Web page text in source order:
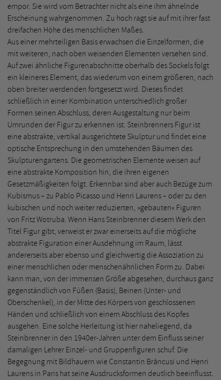
empor. Sie wird vom Betrachter nicht als eine ihm ähnelnde
Erscheinung wahrgenommen. Zu hoch ragt sie auf mit ihrer fast
dreifachen Höhe des menschlichen Maßes.
Aus einer mehrteiligen Basis erwachsen die Einzelformen, die
mit weiteren, nach oben weisenden Elementen versehen sind.
Auf zwei ähnliche Figurenabschnitte oberhalb des Sockels folgt
ein kleineres Element, das wiederum von einem größeren, nach
oben breiter werdenden fortgesetzt wird. Dieses findet
schließlich in einer Kombination unterschiedlich großer
Formen seinen Abschluss, deren Ausgestaltung nur beim
Umrunden der Figur zu erkennen ist. Steinbrenners Figur ist
eine abstrakte, vertikal ausgerichtete Skulptur und findet eine
optische Entsprechung in den umstehenden Bäumen des
Skulpturengartens. Die geometrischen Elemente weisen auf
eine abstrakte Komposition hin, die ihren eigenen
Gesetzmäßigkeiten folgt. Erkennbar sind aber auch Bezüge zum
Kubismus – zu Pablo Picasso und Henri Laurens – oder zu den
kubischen und noch weiter reduzierten, »gebauten« Figuren
von Fritz Wotruba. Wenn Hans Steinbrenner diesem Werk den
Titel Figur gibt, verweist er zwar einerseits auf die mögliche
abstrakte Figuration einer Ausdehnung im Raum, lässt
andererseits aber ebenso und gleichwertig die Assoziation zu
einer menschlichen oder menschenähnlichen Form zu. Dabei
kann man, von der immensen Größe abgesehen, durchaus ganz
gegenständlich von Füßen (Basis), Beinen (Unter- und
Oberschenkel), in der Mitte des Körpers von geschlossenen
Händen und schließlich von einem Abschluss des Kopfes
ausgehen. Eine solche Herleitung ist hier naheliegend, da
Steinbrenner in den 1940er-Jahren unter dem Einfluss seiner
damaligen Lehrer Einzel- und Gruppenfiguren schuf. Die
Begegnung mit Bildhauern wie Constantin Brâncusi und Henri
Laurens in Paris hat seine Ausdrucksformen deutlich beeinflusst.